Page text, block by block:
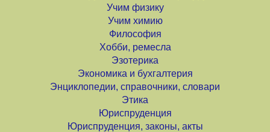
Учим физику
Учим химию
Философия
Хобби, ремесла
Эзотерика
Экономика и бухгалтерия
Энциклопедии, справочники, словари
Этика
Юриспруденция
Юриспруденция, законы, акты